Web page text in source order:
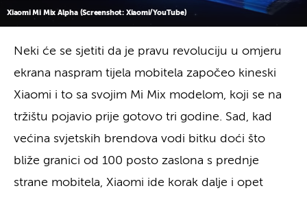
Xiaomi Mi Mix Alpha (Screenshot: Xiaomi/YouTube)
Neki će se sjetiti da je pravu revoluciju u omjeru
ekrana naspram tijela mobitela započeo kineski
Xiaomi i to sa svojim Mi Mix modelom, koji se na
tržištu pojavio prije gotovo tri godine. Sad, kad
većina svjetskih brendova vodi bitku doći što
bliže granici od 100 posto zaslona s prednje
strane mobitela, Xiaomi ide korak dalje i opet